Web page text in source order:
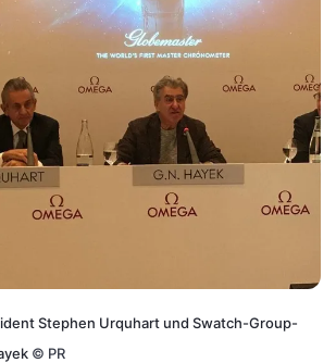
Stephen Urquhart und Swatch-Group-
© PR